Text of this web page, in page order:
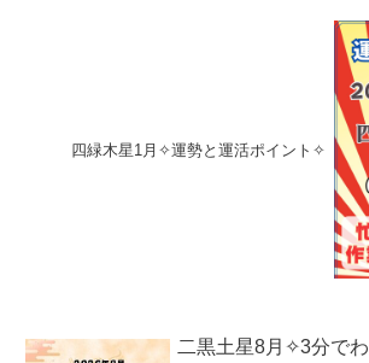
四緑木星1月✧運勢と運活ポイント✧
二黒土星8月✧3分で